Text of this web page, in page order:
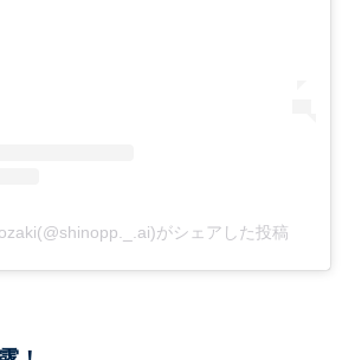
がシェアした投稿